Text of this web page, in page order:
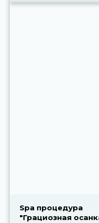
Spa процедура
"Грациозная